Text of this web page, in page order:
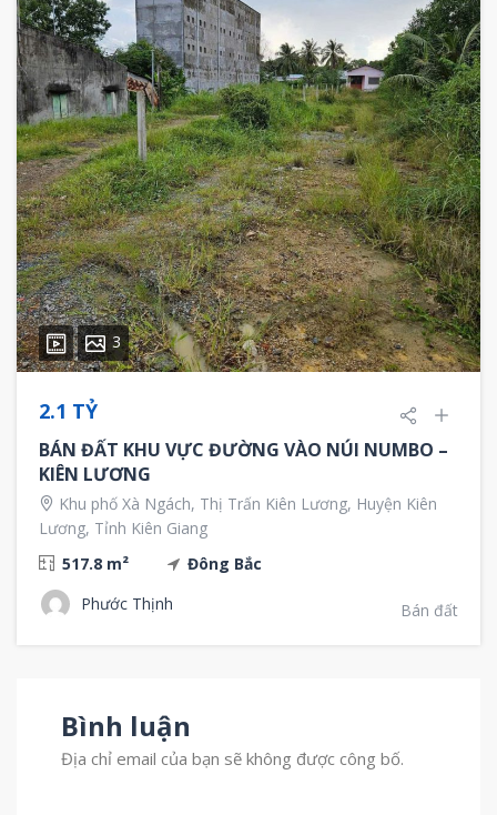
3
2.1 TỶ
BÁN ĐẤT KHU VỰC ĐƯỜNG VÀO NÚI NUMBO –
KIÊN LƯƠNG
Khu phố Xà Ngách, Thị Trấn Kiên Lương, Huyện Kiên
Lương, Tỉnh Kiên Giang
517.8 m²
Đông Bắc
Phước Thịnh
Bán đất
Bình luận
Địa chỉ email của bạn sẽ không được công bố.